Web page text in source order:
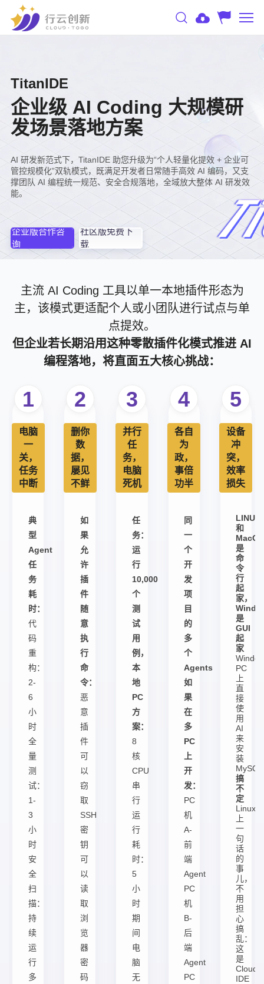
TitanIDE
企业级 AI Coding 大规模研
发场景落地方案
AI 研发新范式下，TitanIDE 助您升级为“个人轻量化提效 + 企业可
管控规模化”双轨模式，既满足开发者日常随手高效 AI 编码，又支
撑团队 AI 编程统一规范、安全合规落地，全域放大整体 AI 研发效
能。
企业版合作咨
询
社区版免费下
载
主流 AI Coding 工具以单一本地插件形态为
主，该模式更适配个人或小团队进行试点与单
点提效。
但企业若长期沿用这种零散插件化模式推进 AI
编程落地，将直面五大核心挑战：
1
电脑
一
关，
任务
中断
典
型
Agent
任
务
耗
时：
代
码
重
构：
2-
6
小
时
全
量
测
试：
1-
3
小
时
安
全
扫
描：
持
续
运
行
多
2
删你
数
据，
屡见
不鲜
如
果
允
许
插
件
随
意
执
行
命
令：
恶
意
插
件
可
以
窃
取
SSH
密
钥
可
以
读
取
浏
览
器
密
码
3
并行
任
务，
电脑
死机
任
务：
运
行
10,000
个
测
试
用
例，
本
地
PC
方
案：
8
核
CPU
串
行
运
行
耗
时：
5
小
时
期
间
电
脑
无
4
各自
为
政，
事倍
功半
同
一
个
开
发
项
目
的
多
个
Agents
如
果
在
多
PC
上
开
发：
PC
机
A-
前
端
Agent
PC
机
B-
后
端
Agent
PC
5
设备
冲
突，
效率
损失
LINUX
和
MacOS
是
命
令
行
起
家，
是
GUI
起
家
PC
上
直
接
使
用
AI
来
安
装
搞
不
定
Linux
上
一
句
话
的
事
儿，
不
用
担
心
搞
乱：
这
是
Cloud
IDE